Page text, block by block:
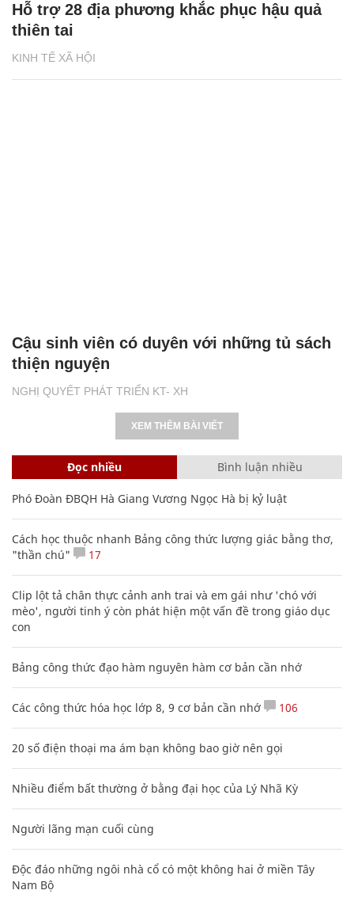
KINH TẾ XÃ HỘI
Hỗ trợ 28 địa phương khắc phục hậu quả
thiên tai
NGHỊ QUYẾT PHÁT TRIỂN KT- XH
Cậu sinh viên có duyên với những tủ sách
thiện nguyện
XEM THÊM BÀI VIẾT
Đọc nhiều Bình luận nhiều
Phó Đoàn ĐBQH Hà Giang Vương Ngọc Hà bị kỷ luật
Cách học thuộc nhanh Bảng công thức lượng giác bằng thơ,
"thần chú"
17
Clip lột tả chân thực cảnh anh trai và em gái như 'chó với
mèo', người tinh ý còn phát hiện một vấn đề trong giáo dục
con
Bảng công thức đạo hàm nguyên hàm cơ bản cần nhớ
Các công thức hóa học lớp 8, 9 cơ bản cần nhớ 106
20 số điện thoại ma ám bạn không bao giờ nên gọi
Nhiều điểm bất thường ở bằng đại học của Lý Nhã Kỳ
Người lãng mạn cuối cùng
Độc đáo những ngôi nhà cổ có một không hai ở miền Tây
Nam Bộ